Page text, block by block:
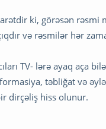
ki, görəsən rəsmi
və rəsmilər hər
TV- lərə ayaq aça
təbliğat və
dirçəliş hiss olunur.